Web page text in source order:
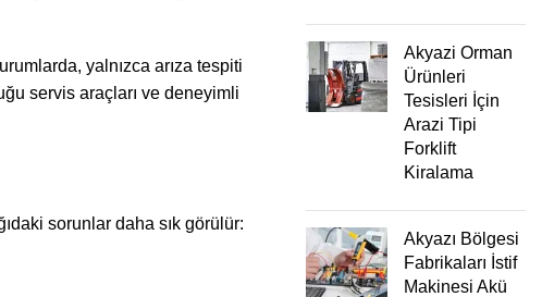
yalnızca arıza tespiti
servis araçları ve deneyimli
sorunlar daha sık görülür:
Akyazi Orman
Ürünleri
Tesisleri İçin
Arazi Tipi
Forklift
Kiralama
Akyazı Bölgesi
Fabrikaları İstif
Makinesi Akü